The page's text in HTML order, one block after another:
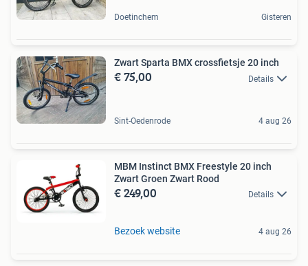
Doetinchem Gisteren
Zwart Sparta BMX crossfietsje 20 inch
€ 75,00 Details
Sint-Oedenrode 4 aug 26
MBM Instinct BMX Freestyle 20 inch
Zwart Groen Zwart Rood
€ 249,00 Details
Bezoek website 4 aug 26